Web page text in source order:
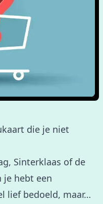
die je niet
Sinterklaas of de
je hebt een
lief bedoeld, maar…